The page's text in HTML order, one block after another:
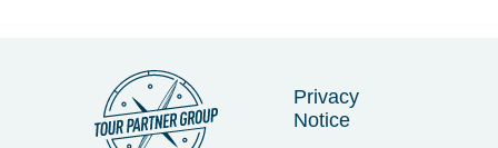
Privacy
Notice